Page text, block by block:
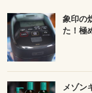
象印の
た！極
メゾン